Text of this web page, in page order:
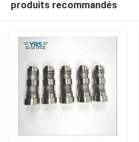
produits recommandés